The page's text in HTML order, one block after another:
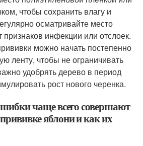
чтобы сохранить влагу и
осматривайте место
инфекции или отслоек.
можно начать постепенно
ленту, чтобы не ограничивать
удобрять дерево в период
рост нового черенка.
чаще всего совершают
яблони и как их